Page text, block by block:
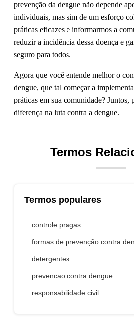
prevenção da dengue não depende
individuais, mas sim de um esforço
práticas eficazes e informarmos a
reduzir a incidência dessa doença e
seguro para todos.
Agora que você entende melhor o
dengue, que tal começar a
práticas em sua comunidade? Juntos,
diferença na luta contra a dengue.
Termos
Termos populares
controle pragas
formas de prevenção contra
detergentes
prevencao contra dengue
responsabilidade civil